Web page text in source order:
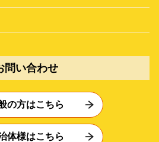
問い合わせ
の方はこちら
体様はこちら